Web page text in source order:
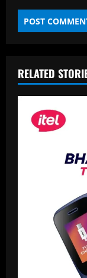
RELATED